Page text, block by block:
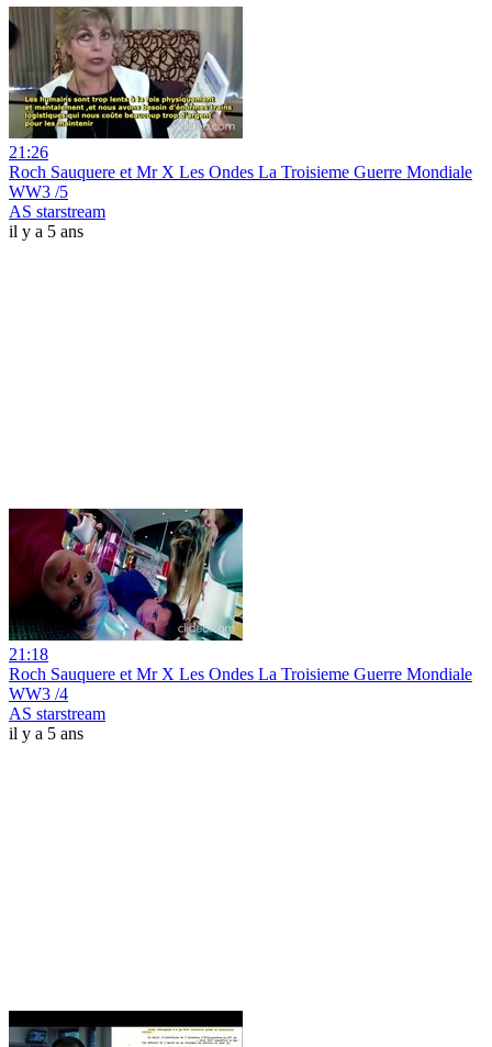
21:26
Roch Sauquere et Mr X Les Ondes La Troisieme Guerre Mondiale
WW3 /5
AS starstream
il y a 5 ans
21:18
Roch Sauquere et Mr X Les Ondes La Troisieme Guerre Mondiale
WW3 /4
AS starstream
il y a 5 ans